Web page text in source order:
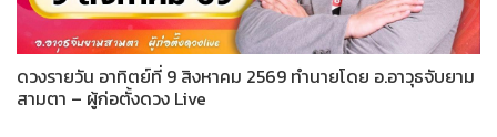
ดวงรายวัน อาทิตย์ที่ 9 สิงหาคม 2569 ทำนายโดย อ.อาวุธจับยาม
สามตา – ผู้ก่อตั้งดวง Live